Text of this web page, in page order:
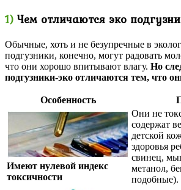
1) Чем отличаются эко
Обычные, хоть и не безупречные в
подгузники, конечно, могут радовать
что они хорошо впитывают влагу. Но
подгузники-эко отличаются тем, что
Особенность
Имеют нулевой индекс
токсичности
Они не
содержат
детской
здоровья
свинец,
метанол,
подобные).